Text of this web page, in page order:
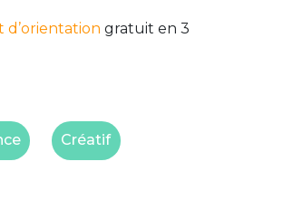
d’orientation gratuit en 3
Créatif